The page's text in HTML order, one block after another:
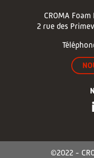
CROMA
2 rue des
©2022 -